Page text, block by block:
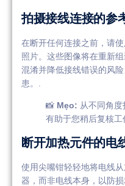
拍摄接线连接的参
在断开任何连接之前，请
照片。这些图像将在重新
混淆并降低接线错误的风
患。.
📸 Mẹo: 从不同角
有助于您稍后复核工
断开加热元件的电
使用尖嘴钳轻轻地将电线
器，而非电线本身，以防